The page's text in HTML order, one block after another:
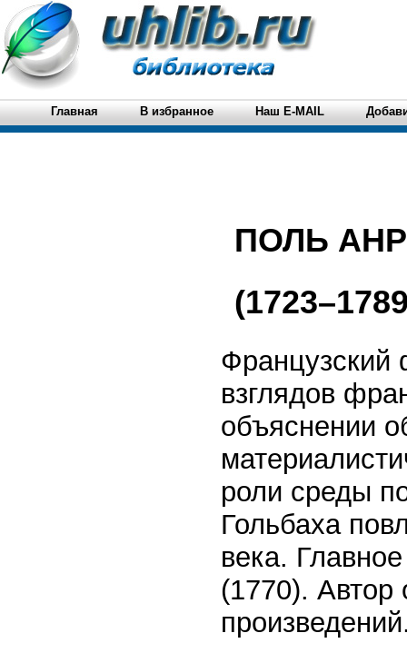
Главная В избранное Наш E-MAIL
ПОЛЬ
Французский
взглядов
объяснении
роли среды
Гольбаха
века.
(1770). Автор